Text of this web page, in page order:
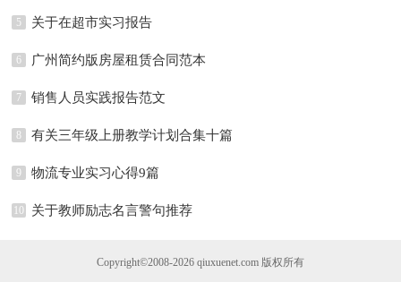
5 关于在超市实习报告
6 广州简约版房屋租赁合同范本
7 销售人员实践报告范文
8 有关三年级上册教学计划合集十篇
9 物流专业实习心得9篇
10 关于教师励志名言警句推荐
Copyright©2008-2026 qiuxuenet.com 版权所有